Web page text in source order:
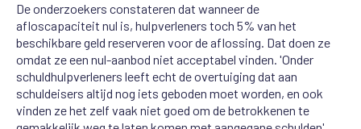
De onderzoekers constateren dat wanneer de
afloscapaciteit nul is, hulpverleners toch 5% van het
beschikbare geld reserveren voor de aflossing. Dat doen ze
omdat ze een nul-aanbod niet acceptabel vinden. 'Onder
schuldhulpverleners leeft echt de overtuiging dat aan
schuldeisers altijd nog iets geboden moet worden, en ook
vinden ze het zelf vaak niet goed om de betrokkenen te